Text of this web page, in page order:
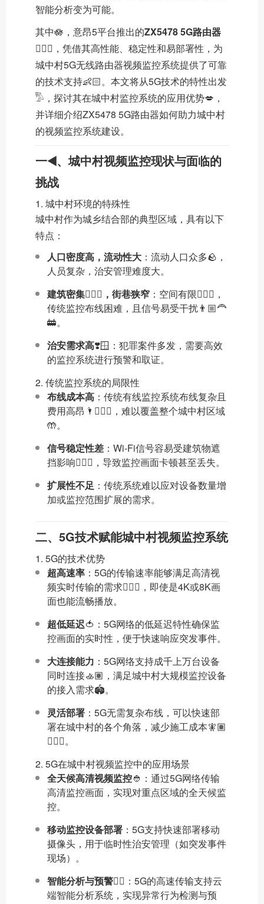
智能分析变为可能。
其中🪷，意昂5平台推出的ZX5478 5G路由器
🧝🏿‍♀️，凭借其高性能、稳定性和易部署性，为
城中村5G无线路由器视频监控系统提供了可靠
的技术支持👶🏻。本文将从5G技术的特性出发
𓀄，探讨其在城中村监控系统的应用优势💋，
并详细介绍ZX5478 5G路由器如何助力城中村
的视频监控系统建设。
一◀️、城中村视频监控现状与面临的
挑战
1. 城中村环境的特殊性
城中村作为城乡结合部的典型区域，具有以下
特点：
人口密度高，流动性大 ：流动人口众多🪨，
人员复杂，治安管理难度大。
建筑密集🏊🏼‍♂️，街巷狭窄 ：空间有限🙇🏽‍♂️，
传统监控布线困难，且信号易受干扰👨🏼‍🦰
🚋。
治安需求高❣️🪟：犯罪案件多发，需要高效
的监控系统进行预警和取证。
2. 传统监控系统的局限性
布线成本高 ：传统有线监控系统布线复杂且
费用高昂🌂🦹🏿‍♂️，难以覆盖整个城中村区域
🤲。
信号稳定性差 ：Wi-Fi信号容易受建筑物遮
挡影响🚴🏻‍♂️，导致监控画面卡顿甚至丢失。
扩展性不足 ：传统系统难以应对设备数量增
加或监控范围扩展的需求。
二、5G技术赋能城中村视频监控系统
1. 5G的技术优势
超高速率 ：5G的传输速率能够满足高清视
频实时传输的需求🧚🏼‍♀️，即使是4K或8K画
面也能流畅播放。
超低延迟🍅：5G网络的低延迟特性确保监
控画面的实时性，便于快速响应突发事件。
大连接能力 ：5G网络支持成千上万台设备
同时连接🚣🏽，满足城中村大规模监控设备
的接入需求🏟。
灵活部署 ：5G无需复杂布线，可以快速部
署在城中村的各个角落，减少施工成本🧚🏽
👳🏻‍♀️。
2. 5G在城中村视频监控中的应用场景
全天候高清视频监控👲：通过5G网络传输
高清监控画面，实现对重点区域的全天候监
控。
移动监控设备部署 ：5G支持快速部署移动
摄像头，用于临时性治安管理（如突发事件
现场）。
智能分析与预警😵‍💫：5G的高速传输支持云
端智能分析系统，实现异常行为检测与预